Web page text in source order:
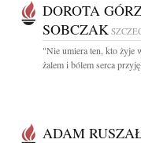
DOROTA
SOBCZAK
"Nie umiera ten, kto żyje
żalem i bólem serca
ADAM